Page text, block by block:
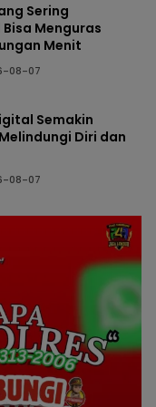
Sering
Menguras
Menit
08-07
Semakin
Diri dan
08-07